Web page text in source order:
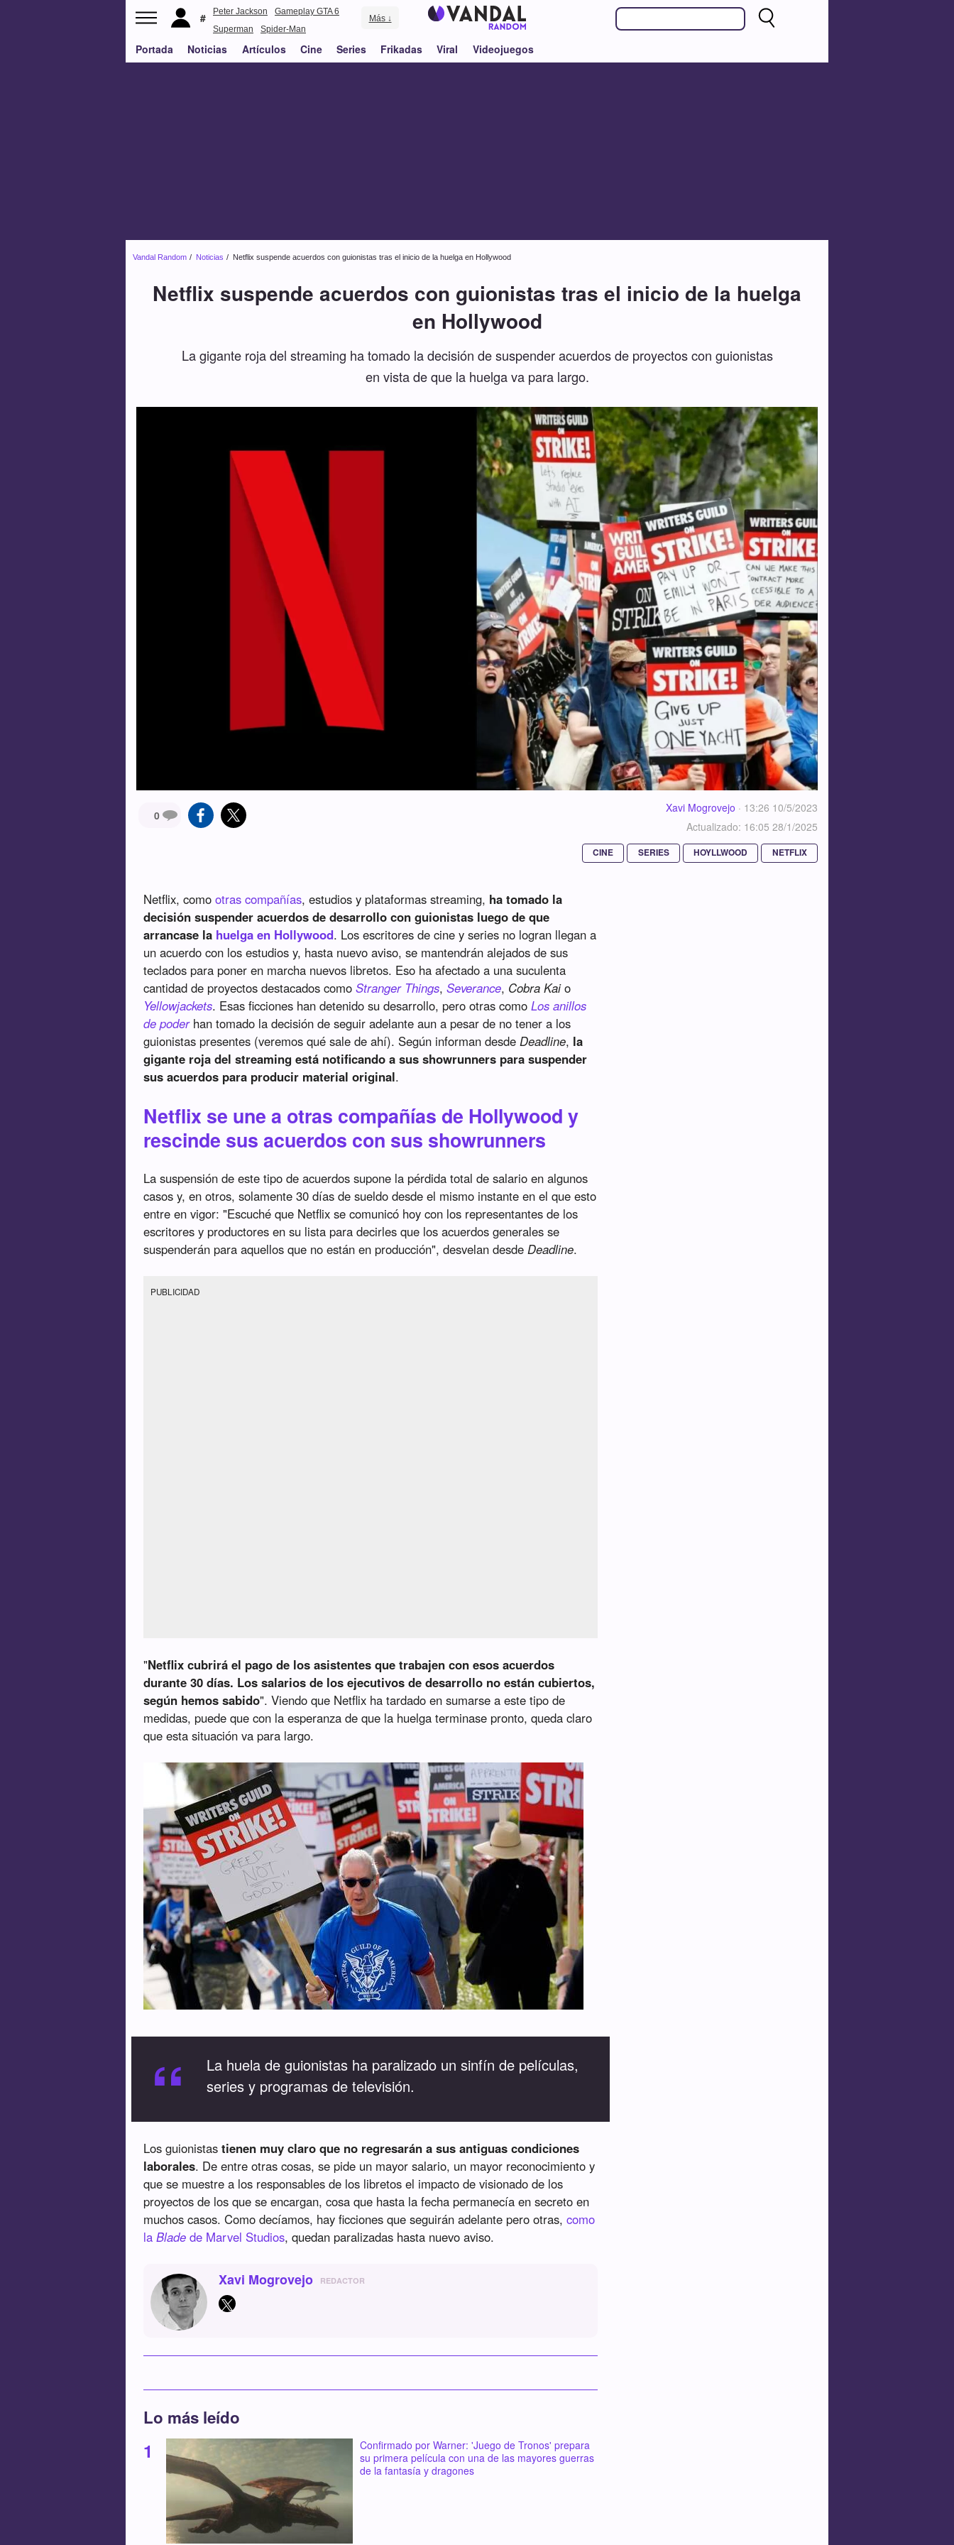
Peter Jackson
Gameplay GTA 6
Superman
Spider-Man
Más ↓
Portada Noticias Artículos Cine Series Frikadas Viral Videojuegos
Vandal Random Noticias Netflix suspende acuerdos con guionistas tras el inicio de la huelga en Hollywood
Netflix suspende acuerdos con guionistas tras el inicio de la huelga
en Hollywood
La gigante roja del streaming ha tomado la decisión de suspender acuerdos de proyectos con guionistas
en vista de que la huelga va para largo.
0
Xavi Mogrovejo · 13:26 10/5/2023
Actualizado: 16:05 28/1/2025
CINE SERIES HOYLLWOOD NETFLIX
Netflix, comootras compañías, estudios y plataformas streaming, ha tomado la
decisión suspender acuerdos de desarrollo con guionistas luego de que
arrancase la huelga en Hollywood. Los escritores de cine y series no logran llegan a
un acuerdo con los estudios y, hasta nuevo aviso, se mantendrán alejados de sus
teclados para poner en marcha nuevos libretos. Eso ha afectado a una suculenta
cantidad de proyectos destacados comoStranger Things,Severance, Cobra Kaio
Yellowjackets. Esas ficciones han detenido su desarrollo, pero otras comoLos anillos
de poderhan tomado la decisión de seguir adelante aun a pesar de no tener a los
guionistas presentes (veremos qué sale de ahí). Según informan desdeDeadline, la
gigante roja del streaming está notificando a sus showrunners para suspender
sus acuerdos para producir material original.
Netflix se une a otras compañías de Hollywood y
rescinde sus acuerdos con sus showrunners
La suspensión de este tipo de acuerdos supone la pérdida total de salario en algunos
casos y, en otros, solamente 30 días de sueldo desde el mismo instante en el que esto
entre en vigor: "Escuché que Netflix se comunicó hoy con los representantes de los
escritores y productores en su lista para decirles que los acuerdos generales se
suspenderán para aquellos que no están en producción", desvelan desdeDeadline.
PUBLICIDAD
"Netflix cubrirá el pago de los asistentes que trabajen con esos acuerdos
durante 30 días. Los salarios de los ejecutivos de desarrollo no están cubiertos,
según hemos sabido". Viendo que Netflix ha tardado en sumarse a este tipo de
medidas, puede que con la esperanza de que la huelga terminase pronto, queda claro
que esta situación va para largo.
“
La huela de guionistas ha paralizado un sinfín de películas,
series y programas de televisión.
Los guionistastienen muy claro que no regresarán a sus antiguas condiciones
laborales. De entre otras cosas, se pide un mayor salario, un mayor reconocimiento y
que se muestre a los responsables de los libretos el impacto de visionado de los
proyectos de los que se encargan, cosa que hasta la fecha permanecía en secreto en
muchos casos. Como decíamos, hay ficciones que seguirán adelante pero otras,como
laBlade de Marvel Studios, quedan paralizadas hasta nuevo aviso.
Xavi Mogrovejo REDACTOR
Lo más leído
Confirmado por Warner: 'Juego de Tronos' prepara
su primera película con una de las mayores guerras
de la fantasía y dragones